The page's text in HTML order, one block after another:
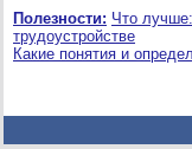
Полезности: Что
трудоустройстве
Какие понятия и